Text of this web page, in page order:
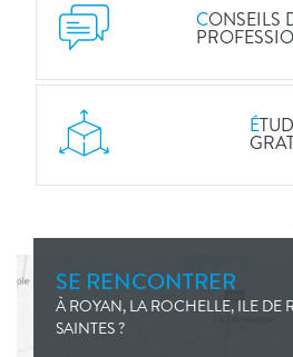
CONSEILS
É
SE RENCONTRER
À ROYAN, LA ROCHELLE, ILE DE
SAINTES ?